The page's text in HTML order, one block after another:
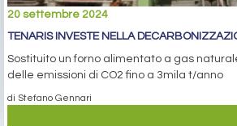
20 settembre 2024
TENARIS INVESTE NELLA
Sostituito un forno alimentato a gas
delle emissioni di CO2 fino a 3mila t/anno
di Stefano Gennari